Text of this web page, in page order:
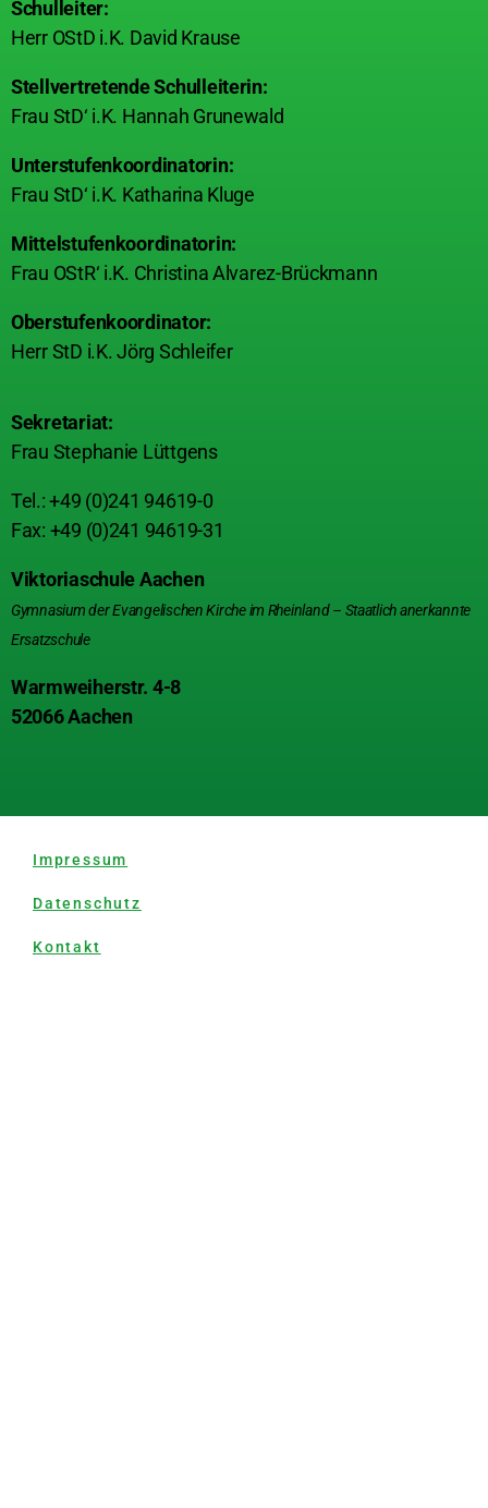
Schulleiter:
Herr OStD i.K. David Krause
Stellvertretende Schulleiterin:
Frau StD‘ i.K. Hannah Grunewald
Unterstufenkoordinatorin:
Frau StD‘ i.K. Katharina Kluge
Mittelstufenkoordinatorin:
Frau OStR‘ i.K. Christina Alvarez-Brückmann
Oberstufenkoordinator:
Herr StD i.K. Jörg Schleifer
Sekretariat:
Frau Stephanie Lüttgens
Tel.: +49 (0)241 94619-0
Fax: +49 (0)241 94619-31
Viktoriaschule Aachen
Gymnasium der Evangelischen Kirche im Rheinland – Staatlich anerkannte
Ersatzschule
Warmweiherstr. 4-8
52066 Aachen
Impressum
Datenschutz
Kontakt